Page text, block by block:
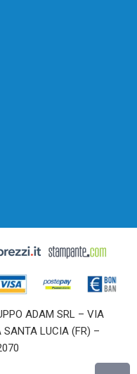
ADAM SRL – VIA
SANTA LUCIA (FR) –